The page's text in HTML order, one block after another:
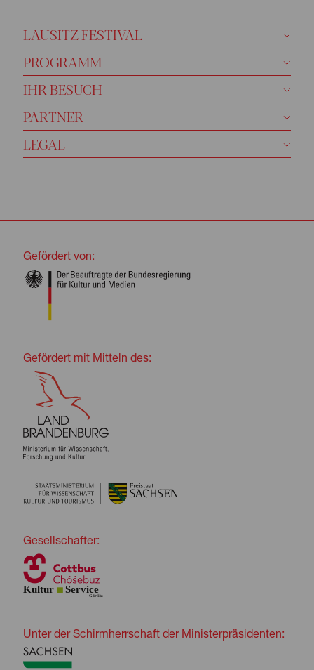
LAUSITZ FESTIVAL
PROGRAMM
IHR BESUCH
PARTNER
LEGAL
Gefördert von:
Gefördert mit Mitteln des:
Gesellschafter:
Unter der Schirmherrschaft der Ministerpräsidenten: